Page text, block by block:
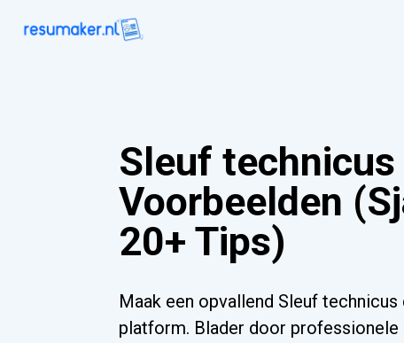
Sleuf technicus
Voorbeelden
20+ Tips)
Maak een opvallend Sleuf
platform. Blader door professionele